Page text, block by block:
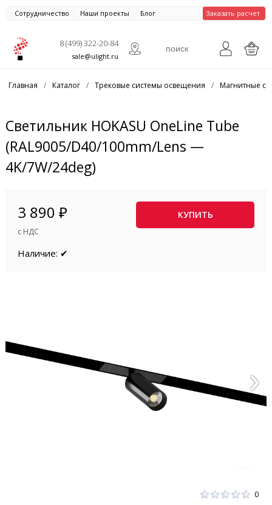
Сотрудничество Наши проекты Блог Заказать расчет
8 (499) 322-20-84
sale@ulight.ru
Главная / Каталог / Трековые системы освещения / Магнитные
Светильник HOKASU OneLine Tube
(RAL9005/D40/100mm/Lens —
4K/7W/24deg)
3 890 ₽
с НДС
КУПИТЬ
Наличие: ✔
0